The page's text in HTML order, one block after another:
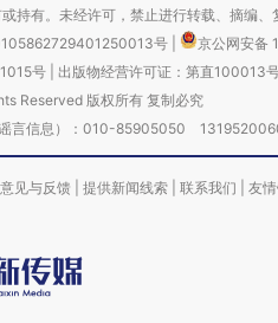
有。未经许可，禁止进行转载、摘编、
号
京公网安备
号| 出版物经营许可证：第直100013
Reserved 版权所有 复制必究
言信息）：010-85905050
意见与反馈 提供新闻线索 联系我们 友